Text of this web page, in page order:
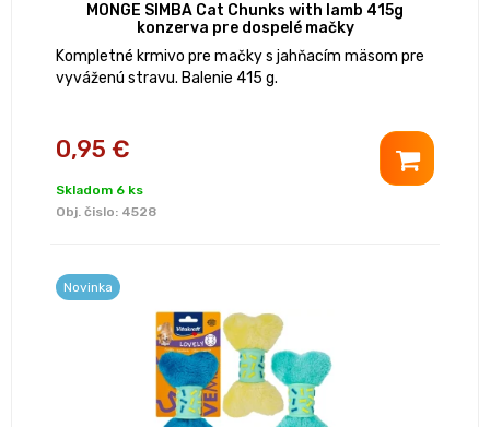
MONGE SIMBA Cat Chunks with lamb 415g
konzerva pre dospelé mačky
Kompletné krmivo pre mačky s jahňacím mäsom pre
vyváženú stravu. Balenie 415 g.
0,95 €
Skladom 6 ks
Obj. čislo: 4528
Novinka